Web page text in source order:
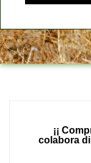
¡¡
colabora